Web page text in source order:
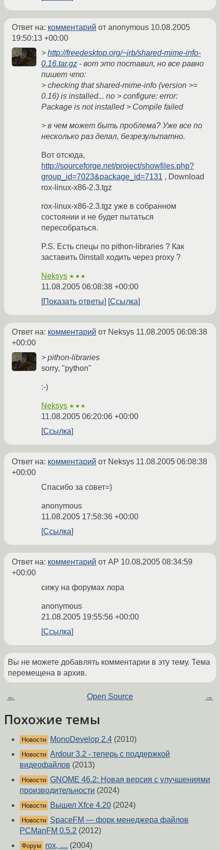
Ответ на: комментарий от anonymous 10.08.2005
19:50:13 +00:00
> http://freedesktop.org/~jrb/shared-mime-info-
0.16.tar.gz - вот это поставил, но все равно
пишет что:
> checking that shared-mime-info (version >=
0.16) is installed... no > configure: error:
Package is not installed > Compile failed
> в чем может быть проблема? Уже все по
несколько раз делал, безрезультатно.
Вот отсюда,
http://sourceforge.net/project/showfiles.php?
group_id=7023&package_id=7131 , Download
rox-linux-x86-2.3.tgz
rox-linux-x86-2.3.tgz уже в собранном
состоянии и не будет пытаться
пересобраться.
P.S. Есть спецы по pithon-libraries ? Как
заставить 0install ходить через proxy ?
Neksys ★★★
11.08.2005 06:08:38 +00:00
Показать ответы
Ссылка
Ответ на: комментарий от Neksys 11.08.2005 06:08:38
+00:00
> pithon-libraries
sorry, "python"
:-)
Neksys ★★★
11.08.2005 06:20:06 +00:00
Ссылка
Ответ на: комментарий от Neksys 11.08.2005 06:08:38
+00:00
Спасибо за совет=)
anonymous
11.08.2005 17:58:36 +00:00
Ссылка
Ответ на: комментарий от AP 10.08.2005 08:34:59
+00:00
сижу на форумах лора
anonymous
21.08.2005 19:55:56 +00:00
Ссылка
Вы не можете добавлять комментарии в эту тему. Тема
перемещена в архив.
← Open Source →
Похожие темы
Новости MonoDevelop 2.4 (2010)
Новости Ardour 3.2 - теперь с поддержкой
видеофайлов (2013)
Новости GNOME 46.2: Новая версия с улучшениями
производительности (2024)
Новости Вышел Xfce 4.20 (2024)
Новости SpaceFM — форк менеджера файлов
PCManFM 0.5.2 (2012)
Форум rox, .... (2004)